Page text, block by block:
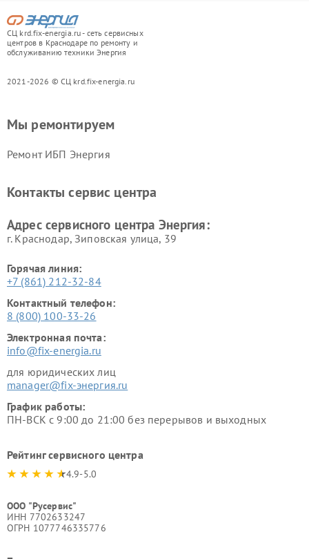
СЦ krd.fix-energia.ru - сеть сервисных
центров в Краснодаре по ремонту и
обслуживанию техники Энергия
2021-2026 © СЦ krd.fix-energia.ru
Мы ремонтируем
Ремонт ИБП Энергия
Контакты сервис центра
Адрес сервисного центра Энергия:
г. Краснодар, Зиповская улица, 39
Горячая линия:
+7 (861) 212-32-84
Контактный телефон:
8 (800) 100-33-26
Электронная почта:
info@fix-energia.ru
для юридических лиц
manager@fix-энергия.ru
График работы:
ПН-ВСК с 9:00 до 21:00 без перерывов и выходных
Рейтинг сервисного центра
4.9-5.0
ООО "Русервис"
ИНН 7702633247
ОГРН 1077746335776